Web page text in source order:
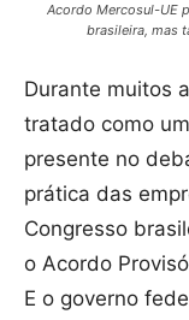
Acordo Mercosul-UE
brasileira, mas
Durante muitos
tratado como
presente no
prática das
Congresso
o Acordo
E o governo